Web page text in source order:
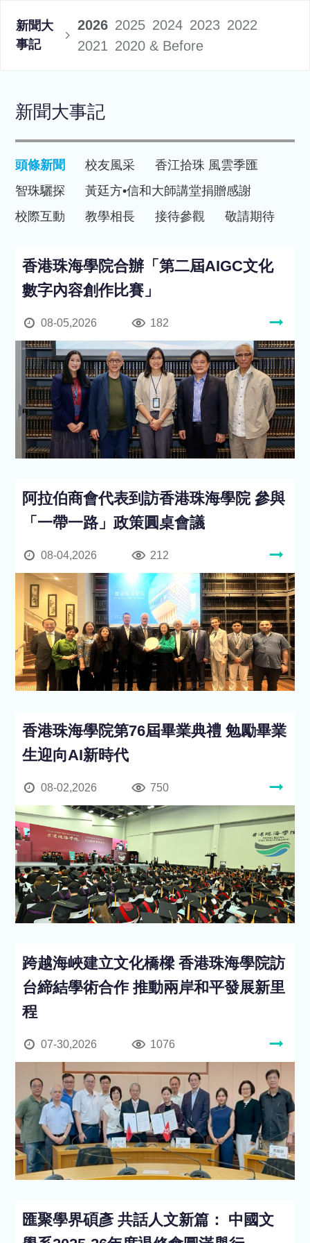
新聞大
事記
2026 2025 2024 2023 2022
2021 2020 & Before
新聞大事記
頭條新聞 校友風采
香江拾珠 風雲季匯
智珠驪探
黃廷方•信和大師講堂捐贈感謝
校際互動
教學相長 接待參觀 敬請期待
香港珠海學院合辦「第二屆AIGC文化
數字內容創作比賽」
08-05,2026 182
阿拉伯商會代表到訪香港珠海學院 參與
「一帶一路」政策圓桌會議
08-04,2026 212
香港珠海學院第76屆畢業典禮 勉勵畢業
生迎向AI新時代
08-02,2026 750
跨越海峽建立文化橋樑 香港珠海學院訪
台締結學術合作 推動兩岸和平發展新里
程
07-30,2026 1076
匯聚學界碩彥 共話人文新篇： 中國文